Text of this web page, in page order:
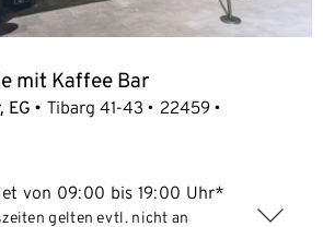
mit Kaffee Bar
EG Tibarg 41-43
22459
von 09:00 bis 19:00 Uhr*
gelten evtl. nicht an